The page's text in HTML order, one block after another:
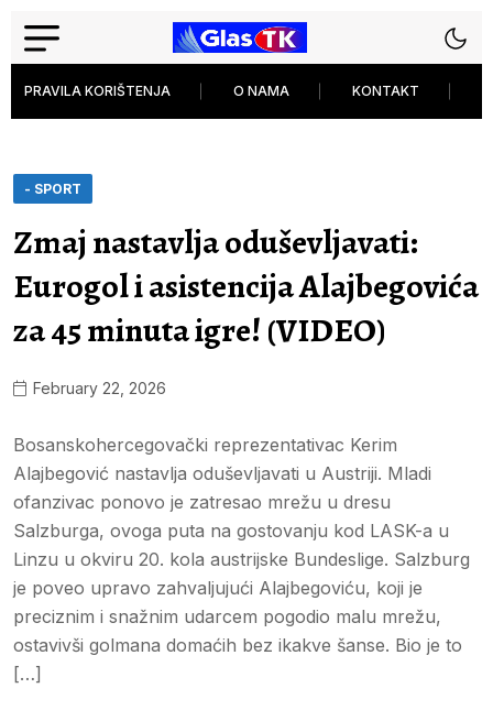
PRAVILA KORIŠTENJA O NAMA KONTAKT
- SPORT
Zmaj nastavlja oduševljavati:
Eurogol i asistencija Alajbegovića
za 45 minuta igre! (VIDEO)
February 22, 2026
Bosanskohercegovački reprezentativac Kerim
Alajbegović nastavlja oduševljavati u Austriji. Mladi
ofanzivac ponovo je zatresao mrežu u dresu
Salzburga, ovoga puta na gostovanju kod LASK-a u
Linzu u okviru 20. kola austrijske Bundeslige. Salzburg
je poveo upravo zahvaljujući Alajbegoviću, koji je
preciznim i snažnim udarcem pogodio malu mrežu,
ostavivši golmana domaćih bez ikakve šanse. Bio je to
[…]